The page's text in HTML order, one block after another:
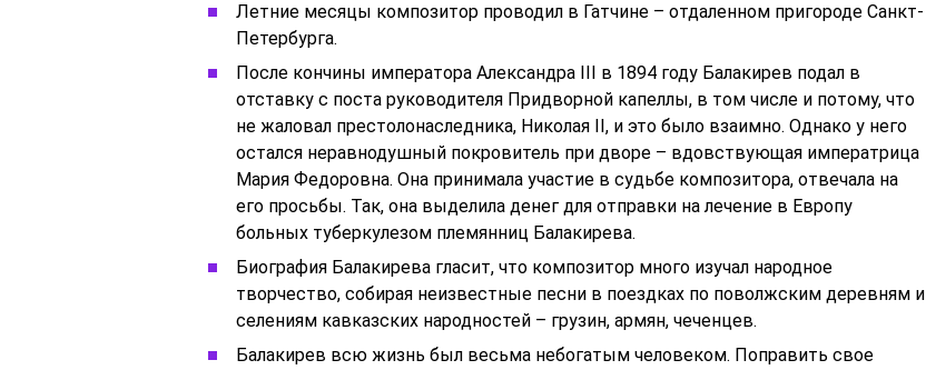
Летние месяцы композитор проводил в Гатчине – отдаленном пригороде Санкт-
Петербурга.
После кончины императора Александра III в 1894 году Балакирев подал в
отставку с поста руководителя Придворной капеллы, в том числе и потому, что
не жаловал престолонаследника, Николая II, и это было взаимно. Однако у него
остался неравнодушный покровитель при дворе – вдовствующая императрица
Мария Федоровна. Она принимала участие в судьбе композитора, отвечала на
его просьбы. Так, она выделила денег для отправки на лечение в Европу
больных туберкулезом племянниц Балакирева.
Биография Балакирева гласит, что композитор много изучал народное
творчество, собирая неизвестные песни в поездках по поволжским деревням и
селениям кавказских народностей – грузин, армян, чеченцев.
Балакирев всю жизнь был весьма небогатым человеком. Поправить свое